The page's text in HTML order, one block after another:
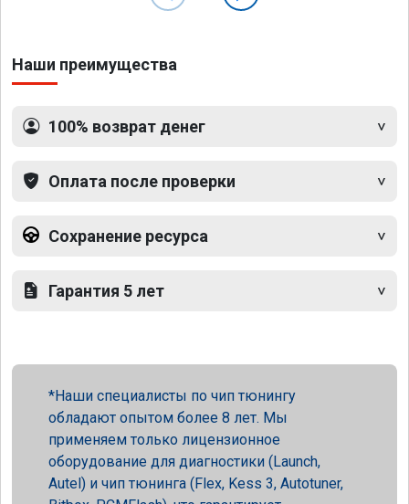
Наши преимущества
100% возврат денег
Оплата после проверки
Сохранение ресурса
Гарантия 5 лет
Наши специалисты по чип тюнингу
обладают опытом более 8 лет. Мы
применяем только лицензионное
оборудование для диагностики (Launch,
Autel) и чип тюнинга (Flex, Kess 3, Autotuner,